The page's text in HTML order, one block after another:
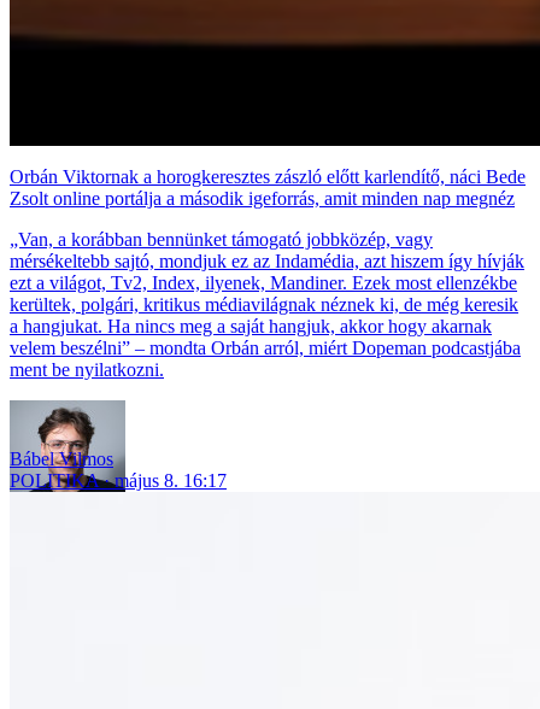
Orbán Viktornak a horogkeresztes zászló előtt karlendítő, náci Bede
Zsolt online portálja a második igeforrás, amit minden nap megnéz
„Van, a korábban bennünket támogató jobbközép, vagy
mérsékeltebb sajtó, mondjuk ez az Indamédia, azt hiszem így hívják
ezt a világot, Tv2, Index, ilyenek, Mandiner. Ezek most ellenzékbe
kerültek, polgári, kritikus médiavilágnak néznek ki, de még keresik
a hangjukat. Ha nincs meg a saját hangjuk, akkor hogy akarnak
velem beszélni” – mondta Orbán arról, miért Dopeman podcastjába
ment be nyilatkozni.
Bábel Vilmos
POLITIKA
május 8. 16:17